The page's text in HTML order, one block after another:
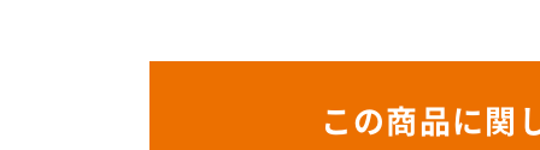
この商品に関